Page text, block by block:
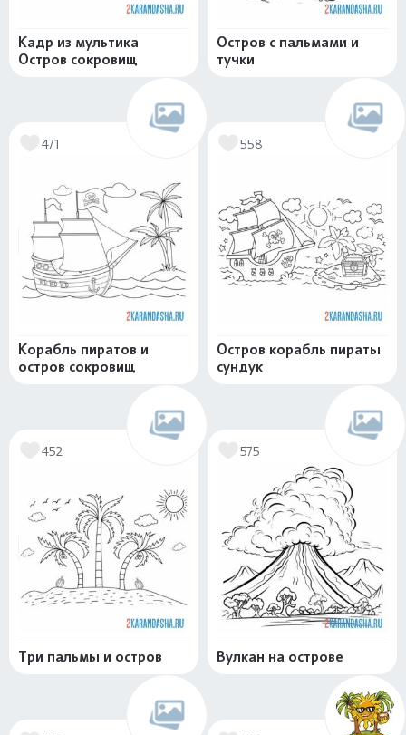
Кадр из мультика
Остров сокровищ
Остров с пальмами и
тучки
471
Корабль пиратов и
остров сокровищ
558
Остров корабль пираты
сундук
452
Три пальмы и остров
575
Вулкан на острове